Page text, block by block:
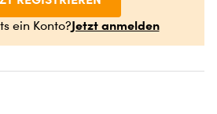
ein Konto?Jetzt anmelden